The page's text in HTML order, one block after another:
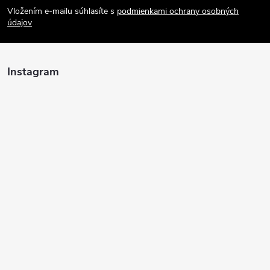
p
ä
Vložením e-mailu súhlasíte s podmienkami ochrany osobných
údajov
Instagram